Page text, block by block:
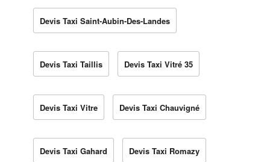
Devis Taxi Saint-Aubin-Des-Landes
Devis Taxi Taillis Devis Taxi Vitré 35
Devis Taxi Vitre Devis Taxi Chauvigné
Devis Taxi Gahard Devis Taxi Romazy